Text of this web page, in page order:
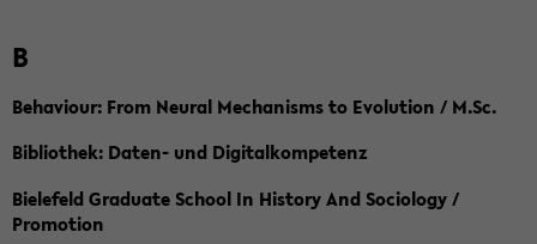
B
Behaviour: From Neural Mechanisms to Evolution / M.Sc.
Bibliothek: Daten- und Digitalkompetenz
Bielefeld Graduate School In History And Sociology /
Promotion